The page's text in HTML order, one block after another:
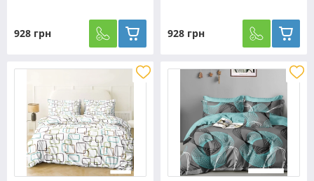
928 грн 928 грн